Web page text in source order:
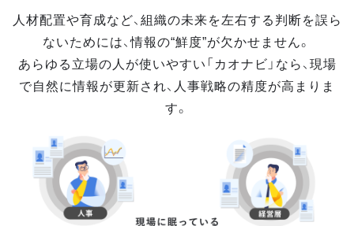
人材配置や育成など、組織の未来を左右する判断を誤ら
ないためには、情報の“鮮度”が欠かせません。
あらゆる立場の人が使いやすい「カオナビ」なら、現場
で自然に情報が更新され、人事戦略の精度が高まりま
す。